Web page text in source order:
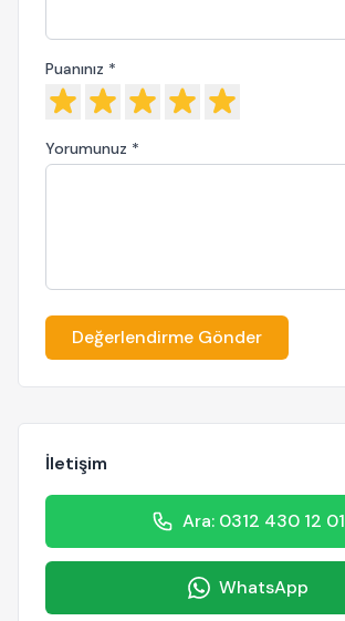
Puanınız *
Yorumunuz *
Değerlendirme Gönder
İletişim
Ara: 0312 430 12 01
WhatsApp